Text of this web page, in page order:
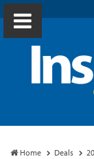
Home Deals